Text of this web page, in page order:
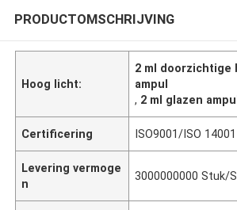
PRODUCTOMSCHRIJVING
Hoog licht:
2 ml doorzichtige
ampul
, 2 ml glazen
Certificering ISO9001/ISO 14001
Levering vermoge
n
3000000000 Stuk/